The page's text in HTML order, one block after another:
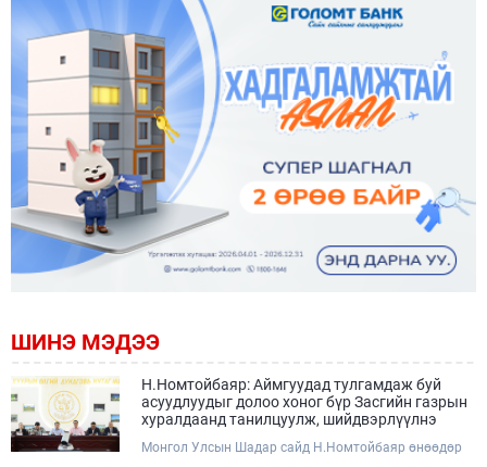
ШИНЭ МЭДЭЭ
Н.Номтойбаяр: Аймгуудад тулгамдаж буй
асуудлуудыг долоо хоног бүр Засгийн газрын
хуралдаанд танилцуулж, шийдвэрлүүлнэ
Монгол Улсын Шадар сайд Н.Номтойбаяр өнөөдөр